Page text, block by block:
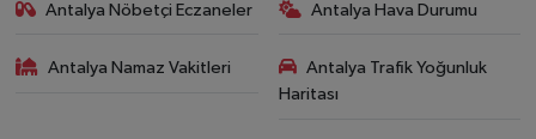
Antalya Nöbetçi Eczaneler Antalya Hava Durumu
Antalya Namaz Vakitleri
Antalya Trafik Yoğunluk
Haritası